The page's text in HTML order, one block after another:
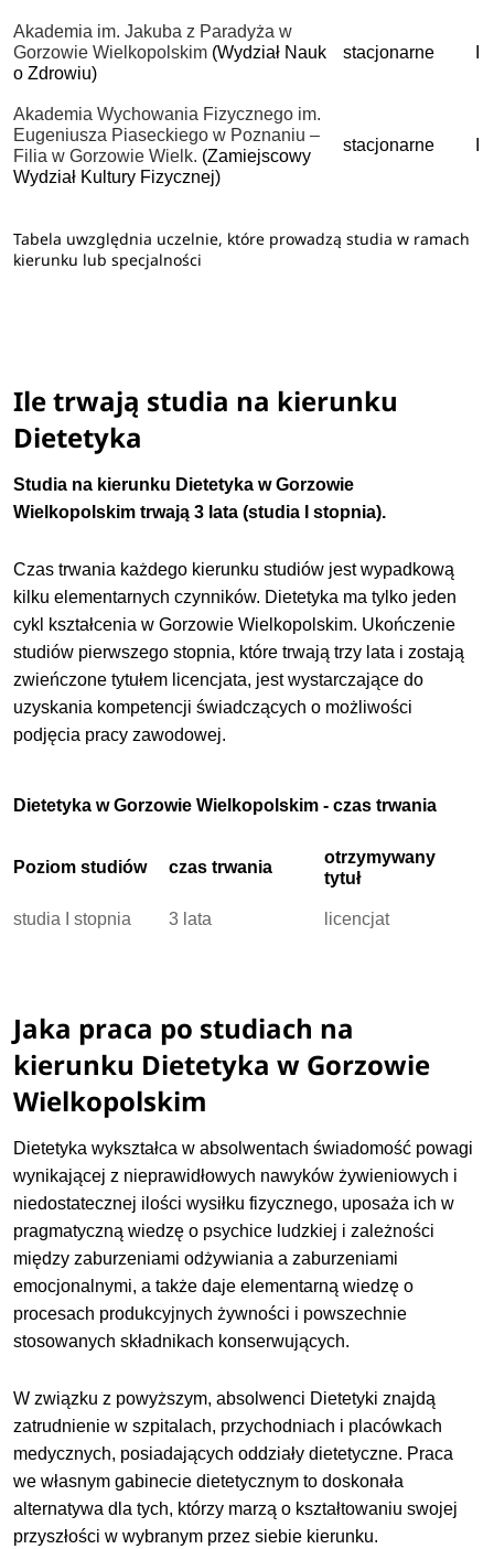
Akademia im. Jakuba z Paradyża w
Gorzowie Wielkopolskim (Wydział Nauk
o Zdrowiu)
stacjonarne
Akademia Wychowania Fizycznego im.
Eugeniusza Piaseckiego w Poznaniu –
Filia w Gorzowie Wielk. (Zamiejscowy
Wydział Kultury Fizycznej)
stacjonarne
Tabela uwzględnia uczelnie, które prowadzą studia w ramach
kierunku lub specjalności
Ile trwają studia na kierunku
Dietetyka
Studia na kierunku Dietetyka w Gorzowie
Wielkopolskim trwają 3 lata (studia I stopnia).
Czas trwania każdego kierunku studiów jest wypadkową
kilku elementarnych czynników. Dietetyka ma tylko jeden
cykl kształcenia w Gorzowie Wielkopolskim. Ukończenie
studiów pierwszego stopnia, które trwają trzy lata i zostają
zwieńczone tytułem licencjata, jest wystarczające do
uzyskania kompetencji świadczących o możliwości
podjęcia pracy zawodowej.
Dietetyka w Gorzowie Wielkopolskim - czas trwania
Poziom studiów czas trwania
otrzymywany
tytuł
studia I stopnia 3 lata licencjat
Jaka praca po studiach na
kierunku Dietetyka w Gorzowie
Wielkopolskim
Dietetyka wykształca w absolwentach świadomość powagi
wynikającej z nieprawidłowych nawyków żywieniowych i
niedostatecznej ilości wysiłku fizycznego, uposaża ich w
pragmatyczną wiedzę o psychice ludzkiej i zależności
między zaburzeniami odżywiania a zaburzeniami
emocjonalnymi, a także daje elementarną wiedzę o
procesach produkcyjnych żywności i powszechnie
stosowanych składnikach konserwujących.
W związku z powyższym, absolwenci Dietetyki znajdą
zatrudnienie w szpitalach, przychodniach i placówkach
medycznych, posiadających oddziały dietetyczne. Praca
we własnym gabinecie dietetycznym to doskonała
alternatywa dla tych, którzy marzą o kształtowaniu swojej
przyszłości w wybranym przez siebie kierunku.